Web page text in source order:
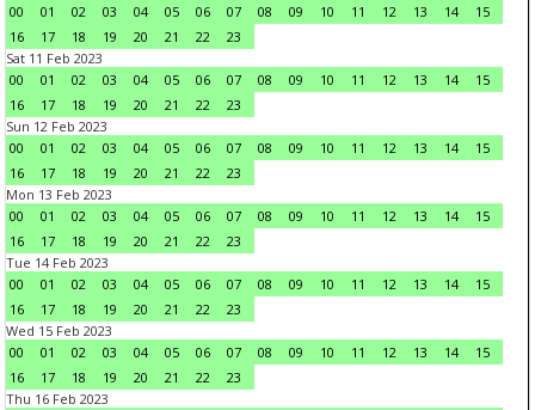
00
01 02 03 04 05 06 07 08 09 10 11 12 13 14
15
16
17 18 19 20 21 22
23
Sat 11 Feb 2023
00
01 02 03 04 05 06 07 08 09 10 11 12 13 14
15
16
17 18 19 20 21 22
23
Sun 12 Feb 2023
00
01 02 03 04 05 06 07 08 09 10 11 12 13 14
15
16
17 18 19 20 21 22
23
Mon 13 Feb 2023
00
01 02 03 04 05 06 07 08 09 10 11 12 13 14
15
16
17 18 19 20 21 22
23
Tue 14 Feb 2023
00
01 02 03 04 05 06 07 08 09 10 11 12 13 14
15
16
17 18 19 20 21 22
23
Wed 15 Feb 2023
00
01 02 03 04 05 06 07 08 09 10 11 12 13 14
15
16
17 18 19 20 21 22
23
Thu 16 Feb 2023